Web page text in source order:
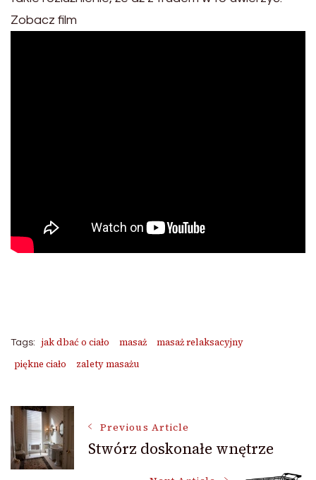
Zobacz film
Tags: jak dbać o ciało masaż
masaż relaksacyjny
piękne ciało
zalety masażu
Post
Navigation
Previous Article
Stwórz doskonałe wnętrze